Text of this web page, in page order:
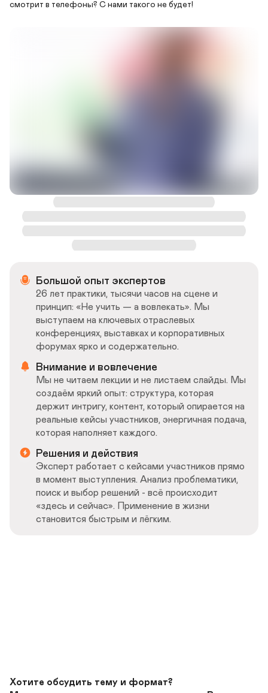
смотрит в телефоны? С нами такого не будет!
Большой опыт экспертов
26 лет практики, тысячи часов на сцене и
принцип: «Не учить — а вовлекать». Мы
выступаем на ключевых отраслевых
конференциях, выставках и корпоративных
форумах ярко и содержательно.
Внимание и вовлечение
Мы не читаем лекции и не листаем слайды. Мы
создаём яркий опыт: структура, которая
держит интригу, контент, который опирается на
реальные кейсы участников, энергичная подача,
которая наполняет каждого.
Решения и действия
Эксперт работает с кейсами участников прямо
в момент выступления. Анализ проблематики,
поиск и выбор решений - всё происходит
«здесь и сейчас». Применение в жизни
становится быстрым и лёгким.
Хотите обсудить тему и формат?